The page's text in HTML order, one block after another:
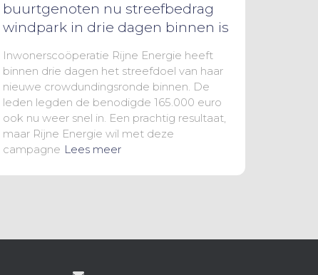
buurtgenoten nu streefbedrag
windpark in drie dagen binnen is
Inwonerscoöperatie Rijne Energie heeft
binnen drie dagen het streefdoel van haar
nieuwe crowdundingsronde binnen. De
leden legden de benodigde 165.000 euro
ook nu weer snel in. Een prachtig resultaat,
maar Rijne Energie wil met deze
campagne Lees meer